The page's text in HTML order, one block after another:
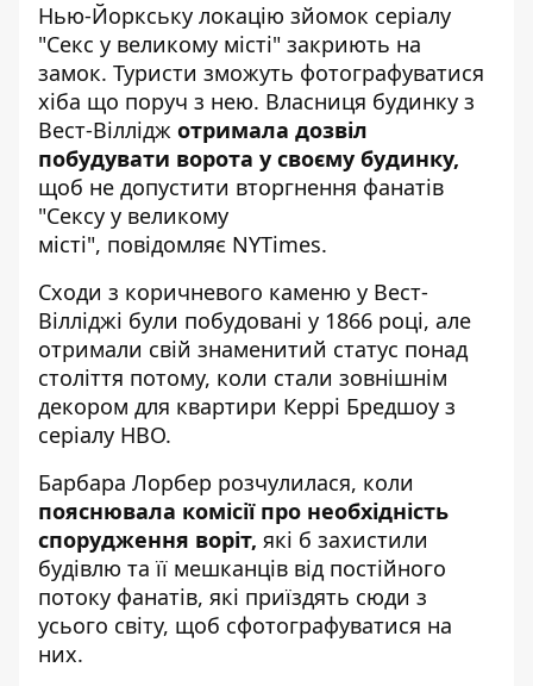
Нью-Йоркську локацію зйомок серіалу
"Секс у великому місті" закриють на
замок. Туристи зможуть фотографуватися
хіба що поруч з нею. Власниця будинку з
Вест-Віллідж отримала дозвіл
побудувати ворота у своєму будинку,
щоб не допустити вторгнення фанатів
"Сексу у великому
місті", повідомляє NYTimes.
Сходи з коричневого каменю у Вест-
Вілліджі були побудовані у 1866 році, але
отримали свій знаменитий статус понад
століття потому, коли стали зовнішнім
декором для квартири Керрі Бредшоу з
серіалу HBO.
Барбара Лорбер розчулилася, коли
пояснювала комісії про необхідність
спорудження воріт, які б захистили
будівлю та її мешканців від постійного
потоку фанатів, які приїздять сюди з
усього світу, щоб сфотографуватися на
них.